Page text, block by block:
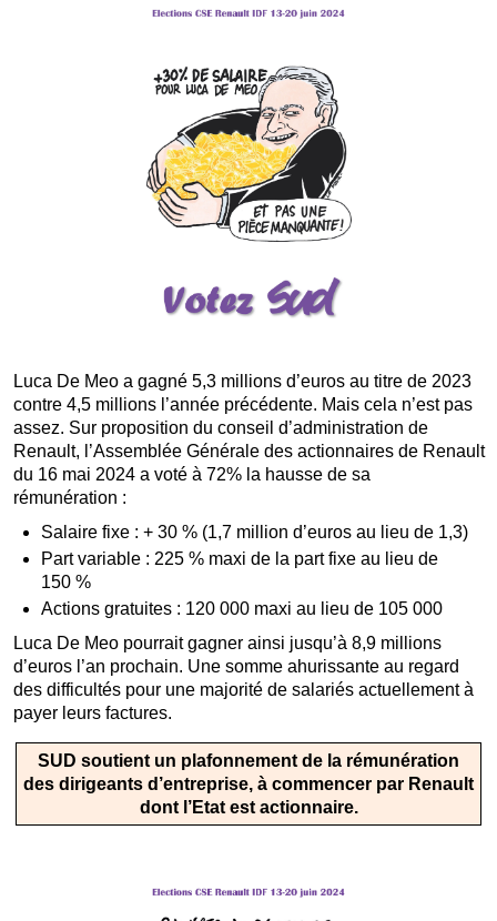
Luca De Meo a gagné 5,3 millions d’euros au titre de 2023
contre 4,5 millions l’année précédente. Mais cela n’est pas
assez. Sur proposition du conseil d’administration de
Renault, l’Assemblée Générale des actionnaires de Renault
du 16 mai 2024 a voté à 72% la hausse de sa
rémunération :
Salaire fixe : + 30 % (1,7 million d’euros au lieu de 1,3)
Part variable : 225 % maxi de la part fixe au lieu de
150 %
Actions gratuites : 120 000 maxi au lieu de 105 000
Luca De Meo pourrait gagner ainsi jusqu’à 8,9 millions
d’euros l’an prochain. Une somme ahurissante au regard
des difficultés pour une majorité de salariés actuellement à
payer leurs factures.
SUD soutient un plafonnement de la rémunération
des dirigeants d’entreprise, à commencer par Renault
dont l’Etat est actionnaire.